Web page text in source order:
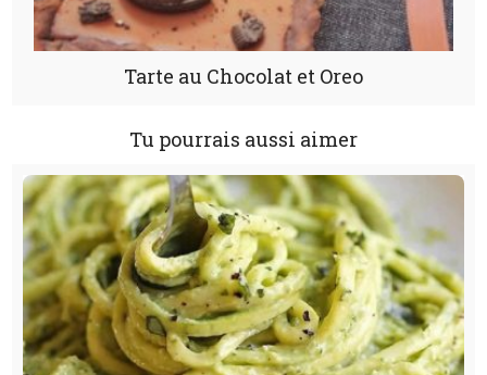
Tarte au Chocolat et Oreo
Tu pourrais aussi aimer